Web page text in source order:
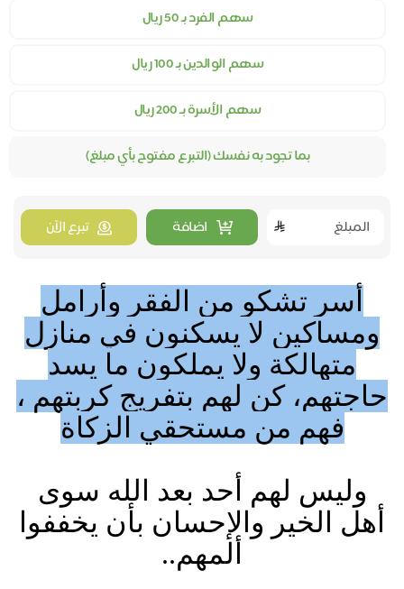
سهم الفرد بـ 50 ريال
سهم الوالدين بـ 100 ريال
سهم الأسرة بـ 200 ريال
بما تجود به نفسك (التبرع مفتوح بأي مبلغ)
اضافة تبرع الآن
أسر تشكو من الفقر وأرامل
ومساكين لا يسكنون في منازل
متهالكة ولا يملكون ما يسد
حاجتهم، كن لهم بتفريج كربتهم ،
فهم من مستحقي الزكاة
وليس لهم أحد بعد الله سوى
أهل الخير والإحسان بأن يخففوا
ألمهم..